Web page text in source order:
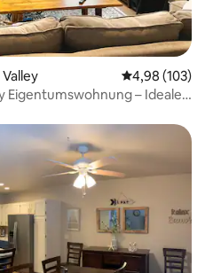
4,98 (103)
Eigentumswohnung – Ideale